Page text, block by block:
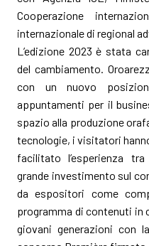
Cooperazione
internazionale di regional
L’edizione 2023 è stata
del cambiamento.
con un nuovo
appuntamenti per il
spazio alla produzione
tecnologie, i visitatori
facilitato l’esperienza
grande investimento sul
da espositori come
programma di contenuti in
giovani generazioni con